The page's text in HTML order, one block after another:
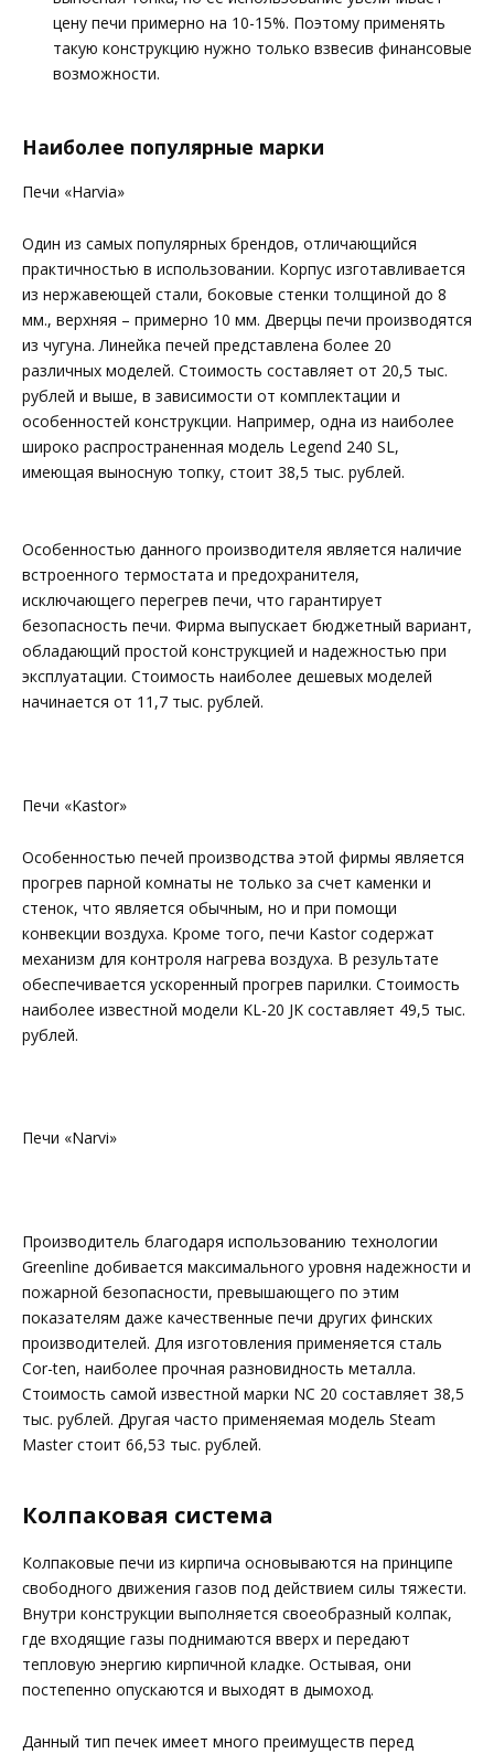
цену печи примерно на 10-15%. Поэтому применять
такую конструкцию нужно только взвесив финансовые
возможности.
Наиболее популярные марки
Печи «Harvia»
Один из самых популярных брендов, отличающийся
практичностью в использовании. Корпус изготавливается
из нержавеющей стали, боковые стенки толщиной до 8
мм., верхняя – примерно 10 мм. Дверцы печи производятся
из чугуна. Линейка печей представлена более 20
различных моделей. Стоимость составляет от 20,5 тыс.
рублей и выше, в зависимости от комплектации и
особенностей конструкции. Например, одна из наиболее
широко распространенная модель Legend 240 SL,
имеющая выносную топку, стоит 38,5 тыс. рублей.
Особенностью данного производителя является наличие
встроенного термостата и предохранителя,
исключающего перегрев печи, что гарантирует
безопасность печи. Фирма выпускает бюджетный вариант,
обладающий простой конструкцией и надежностью при
эксплуатации. Стоимость наиболее дешевых моделей
начинается от 11,7 тыс. рублей.
Печи «Kastor»
Особенностью печей производства этой фирмы является
прогрев парной комнаты не только за счет каменки и
стенок, что является обычным, но и при помощи
конвекции воздуха. Кроме того, печи Kastor содержат
механизм для контроля нагрева воздуха. В результате
обеспечивается ускоренный прогрев парилки. Стоимость
наиболее известной модели KL-20 JK составляет 49,5 тыс.
рублей.
Печи «Narvi»
Производитель благодаря использованию технологии
Greenline добивается максимального уровня надежности и
пожарной безопасности, превышающего по этим
показателям даже качественные печи других финских
производителей. Для изготовления применяется сталь
Cor-ten, наиболее прочная разновидность металла.
Стоимость самой известной марки NC 20 составляет 38,5
тыс. рублей. Другая часто применяемая модель Steam
Master стоит 66,53 тыс. рублей.
Колпаковая система
Колпаковые печи из кирпича основываются на принципе
свободного движения газов под действием силы тяжести.
Внутри конструкции выполняется своеобразный колпак,
где входящие газы поднимаются вверх и передают
тепловую энергию кирпичной кладке. Остывая, они
постепенно опускаются и выходят в дымоход.
Данный тип печек имеет много преимуществ перед